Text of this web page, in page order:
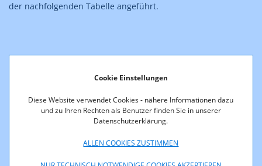
Cookie Einstellungen
Diese Website verwendet Cookies - nähere Informationen dazu
und zu Ihren Rechten als Benutzer finden Sie in unserer
Datenschutzerklärung.
ALLEN COOKIES ZUSTIMMEN
der nachfolgenden Tabelle angeführt.
Veröffentlichung der Ausschreibung
Ende der Ausschreibungsfrist